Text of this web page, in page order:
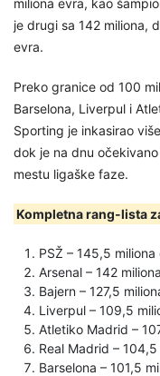
miliona evra, kao
je drugi sa 142 miliona,
evra.
Preko granice od 100
Barselona, Liverpul i
Sporting je inkasirao
dok je na dnu
mestu ligaške faze.
Kompletna rang-lista
PSŽ – 145,5 miliona
Arsenal – 142
Bajern – 127,5
Liverpul – 109,5
Atletiko Madrid –
Real Madrid –
Barselona – 101,5